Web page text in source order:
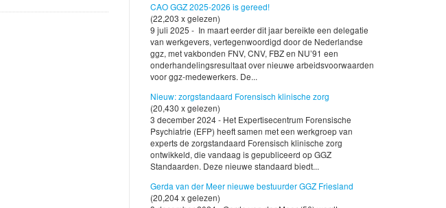
CAO GGZ 2025-2026 is gereed!
(22,203 x gelezen)
9 juli 2025 - In maart eerder dit jaar bereikte een delegatie
van werkgevers, vertegenwoordigd door de Nederlandse
ggz, met vakbonden FNV, CNV, FBZ en NU’91 een
onderhandelingsresultaat over nieuwe arbeidsvoorwaarden
voor ggz-medewerkers. De...
Nieuw: zorgstandaard Forensisch klinische zorg
(20,430 x gelezen)
3 december 2024 - Het Expertisecentrum Forensische
Psychiatrie (EFP) heeft samen met een werkgroep van
experts de zorgstandaard Forensisch klinische zorg
ontwikkeld, die vandaag is gepubliceerd op GGZ
Standaarden. Deze nieuwe standaard biedt...
Gerda van der Meer nieuwe bestuurder GGZ Friesland
(20,204 x gelezen)